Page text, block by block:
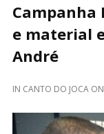
Campanha
e material
André
IN CANTO DO JOCA ON